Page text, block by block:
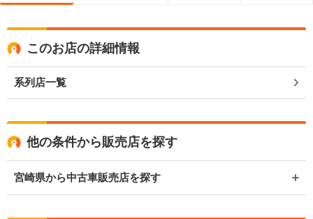
このお店の詳細情報
系列店一覧
他の条件から販売店を探す
宮崎県から中古車販売店を探す